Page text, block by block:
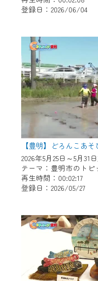
登録日：2026/06/04
【豊明】どろんこあそ
2026年5月25日～5月31
テーマ：豊明市のトピ
再生時間：00:02:17
登録日：2026/05/27